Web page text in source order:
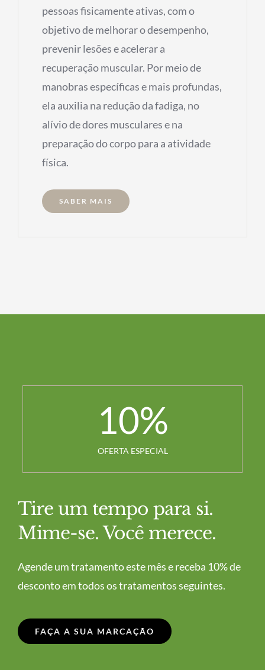
pessoas fisicamente ativas, com o
objetivo de melhorar o desempenho,
prevenir lesões e acelerar a
recuperação muscular. Por meio de
manobras específicas e mais profundas,
ela auxilia na redução da fadiga, no
alívio de dores musculares e na
preparação do corpo para a atividade
física.
SABER MAIS
10%
OFERTA ESPECIAL
Tire um tempo para si.
Mime-se. Você merece.
Agende um tratamento este mês e receba 10% de
desconto em todos os tratamentos seguintes.
FAÇA A SUA MARCAÇÃO